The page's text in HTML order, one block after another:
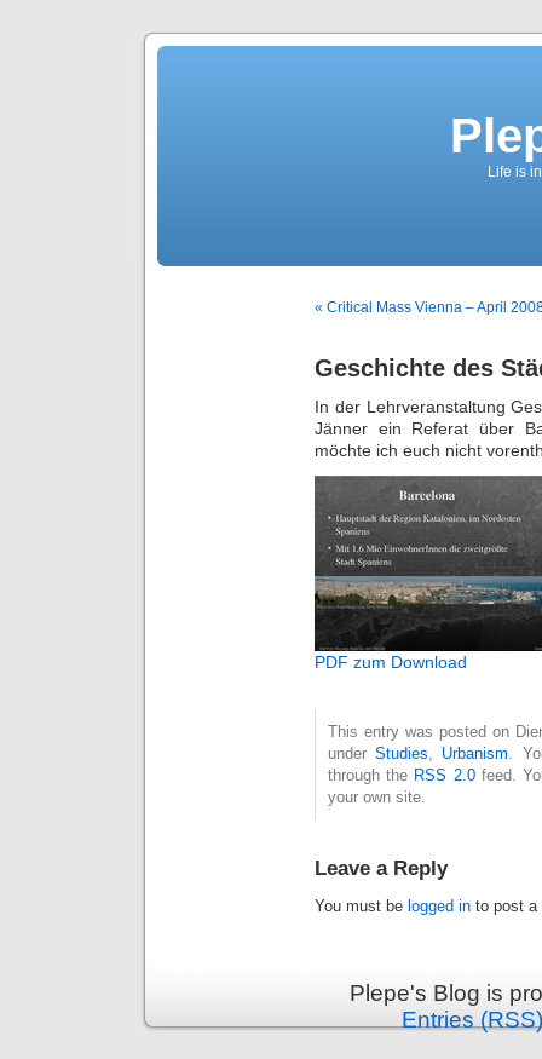
Life is
« Critical Mass Vienna – April
Geschichte des
In der Lehrveranstaltung
Jänner ein Referat über
möchte ich euch nicht
PDF zum Download
This entry was posted on
underStudies, Urbanism.
through the RSS 2.0feed.
your own site.
Leave a Reply
You must be logged in to post a
Plepe's Blog is
Entries (RSS)